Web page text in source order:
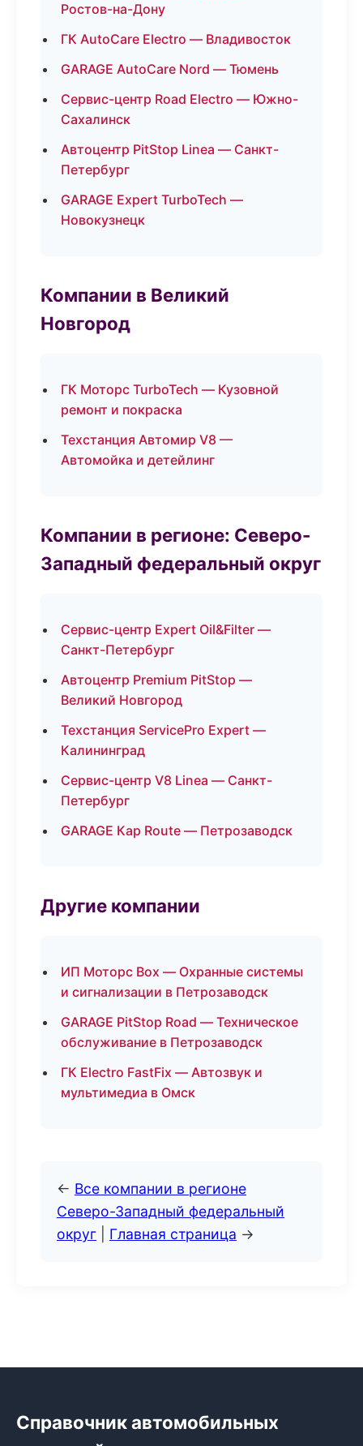
Ростов-на-Дону
ГК AutoCare Electro — Владивосток
GARAGE AutoCare Nord — Тюмень
Сервис-центр Road Electro — Южно-
Сахалинск
Автоцентр PitStop Linea — Санкт-
Петербург
GARAGE Expert TurboTech —
Новокузнецк
Компании в Великий
Новгород
ГК Моторс TurboTech — Кузовной
ремонт и покраска
Техстанция Автомир V8 —
Автомойка и детейлинг
Компании в регионе: Северо-
Западный федеральный округ
Сервис-центр Expert Oil&Filter —
Санкт-Петербург
Автоцентр Premium PitStop —
Великий Новгород
Техстанция ServicePro Expert —
Калининград
Сервис-центр V8 Linea — Санкт-
Петербург
GARAGE Кар Route — Петрозаводск
Другие компании
ИП Моторс Box — Охранные системы
и сигнализации в Петрозаводск
GARAGE PitStop Road — Техническое
обслуживание в Петрозаводск
ГК Electro FastFix — Автозвук и
мультимедиа в Омск
← Все компании в регионе
Северо-Западный федеральный
округ
Главная страница →
Справочник автомобильных